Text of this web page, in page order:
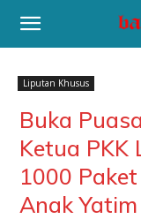
Liputan Khusus
Buka
Ketua PKK
1000
Anak Yatim